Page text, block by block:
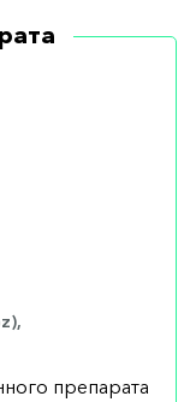
препарата